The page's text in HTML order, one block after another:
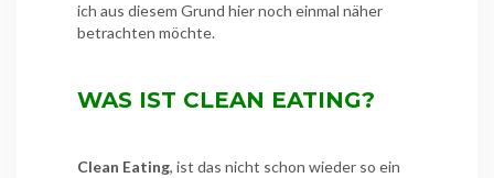
ich aus diesem Grund hier noch einmal näher
betrachten möchte.
WAS IST CLEAN EATING?
Clean Eating, ist das nicht schon wieder so ein